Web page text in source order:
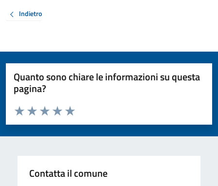
Indietro
Quanto sono chiare le informazioni su questa
pagina?
Valuta da 1 a 5 stelle la pagina
Valuta 5 stelle su 5
Valuta 4 stelle su 5
Valuta 3 stelle su 5
Valuta 2 stelle su 5
Valuta 1 stelle su 5
Contatta il comune